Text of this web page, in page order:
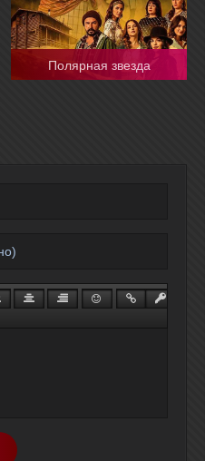
Полярная звезда